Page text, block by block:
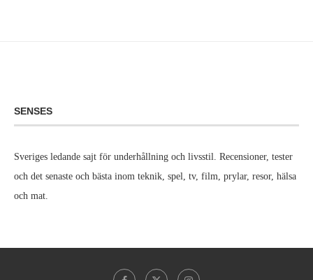
SENSES
Sveriges ledande sajt för underhållning och livsstil. Recensioner, tester
och det senaste och bästa inom teknik, spel, tv, film, prylar, resor, hälsa
och mat.